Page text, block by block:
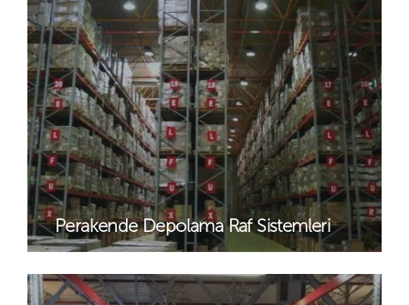
Perakende Depolama Raf Sistemleri